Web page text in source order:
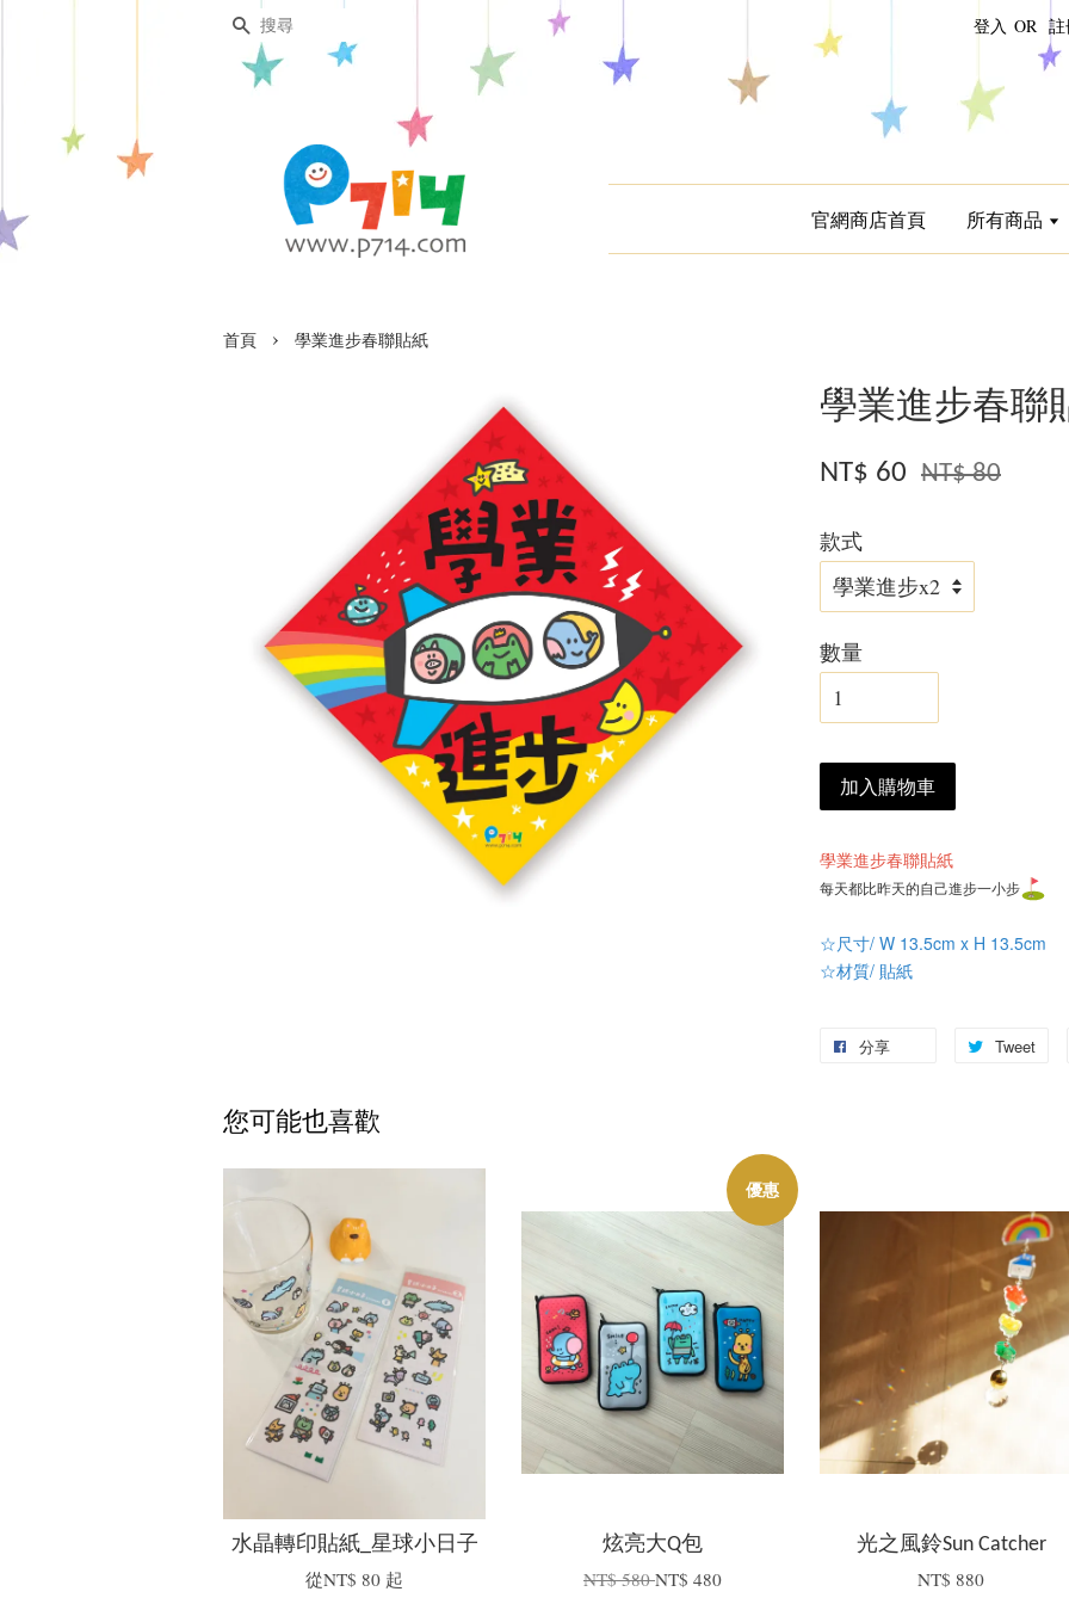
搜尋 登入 OR
官網商店首頁 所有商品
首頁 › 學業進步春聯貼紙
學業進步春聯
NT$ 60 NT$ 80
款式
數量
加入購物車
學業進步春聯貼紙
每天都比昨天的自己進步一小步
☆尺寸/ W 13.5cm x H 13.5cm
☆材質/ 貼紙
分享 Tweet
您可能也喜歡
水晶轉印貼紙_星球小日子
從NT$ 80 起
優惠
炫亮大Q包
NT$ 580NT$ 480
光之風鈴Sun Catcher
NT$ 880